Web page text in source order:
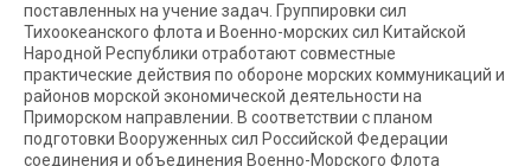
поставленных на учение задач. Группировки сил
Тихоокеанского флота и Военно-морских сил Китайской
Народной Республики отработают совместные
практические действия по обороне морских коммуникаций и
районов морской экономической деятельности на
Приморском направлении. В соответствии с планом
подготовки Вооруженных сил Российской Федерации
соединения и объединения Военно-Морского Флота